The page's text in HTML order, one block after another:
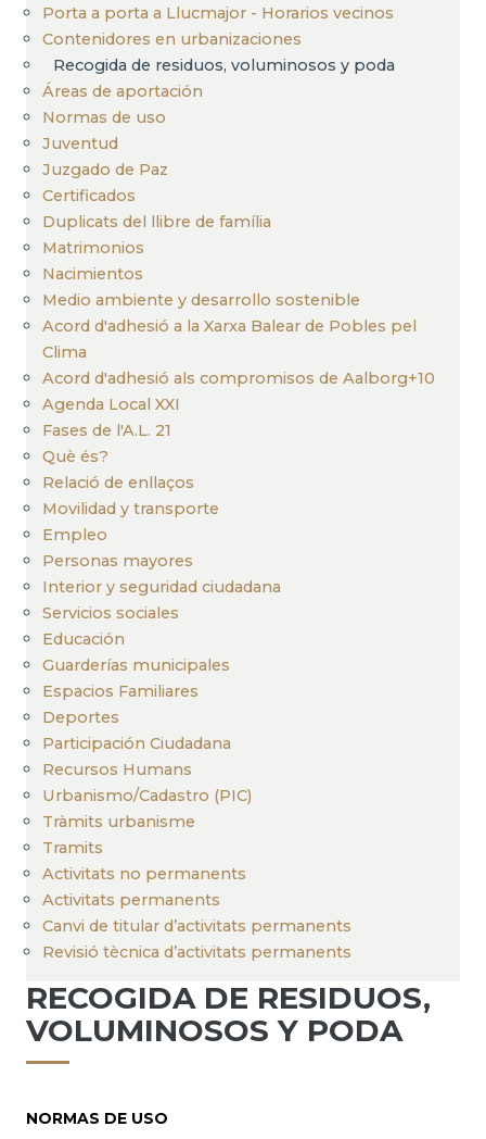
Porta a porta a Llucmajor - Horarios vecinos
Contenidores en urbanizaciones
Recogida de residuos, voluminosos y poda
Áreas de aportación
Normas de uso
Juventud
Juzgado de Paz
Certificados
Duplicats del llibre de família
Matrimonios
Nacimientos
Medio ambiente y desarrollo sostenible
Acord d'adhesió a la Xarxa Balear de Pobles pel
Clima
Acord d'adhesió als compromisos de Aalborg+10
Agenda Local XXI
Fases de l'A.L. 21
Què és?
Relació de enllaços
Movilidad y transporte
Empleo
Personas mayores
Interior y seguridad ciudadana
Servicios sociales
Educación
Guarderías municipales
Espacios Familiares
Deportes
Participación Ciudadana
Recursos Humans
Urbanismo/Cadastro (PIC)
Tràmits urbanisme
Tramits
Activitats no permanents
Activitats permanents
Canvi de titular d’activitats permanents
Revisió tècnica d’activitats permanents
RECOGIDA DE RESIDUOS,
VOLUMINOSOS Y PODA
NORMAS DE USO